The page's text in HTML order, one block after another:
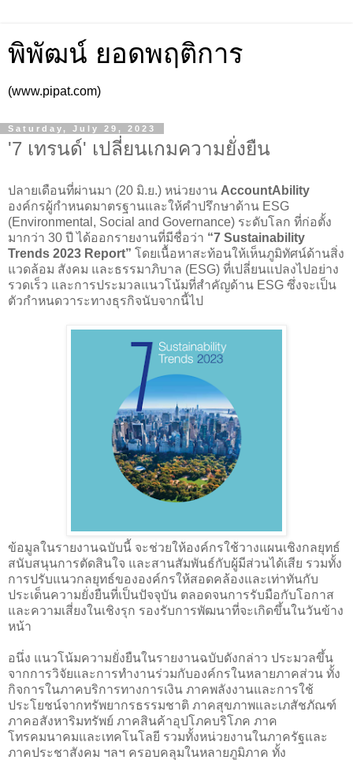
พิพัฒน์ ยอดพฤติการ
(www.pipat.com)
Saturday, July 29, 2023
'7 เทรนด์' เปลี่ยนเกมความยั่งยืน
ปลายเดือนที่ผ่านมา (20 มิ.ย.) หน่วยงาน AccountAbility
องค์กรผู้กำหนดมาตรฐานและให้คำปรึกษาด้าน ESG
(Environmental, Social and Governance) ระดับโลก ที่ก่อตั้ง
มากว่า 30 ปี ได้ออกรายงานที่มีชื่อว่า “7 Sustainability
Trends 2023 Report” โดยเนื้อหาสะท้อนให้เห็นภูมิทัศน์ด้านสิ่ง
แวดล้อม สังคม และธรรมาภิบาล (ESG) ที่เปลี่ยนแปลงไปอย่าง
รวดเร็ว และการประมวลแนวโน้มที่สำคัญด้าน ESG ซึ่งจะเป็น
ตัวกำหนดวาระทางธุรกิจนับจากนี้ไป
ข้อมูลในรายงานฉบับนี้ จะช่วยให้องค์กรใช้วางแผนเชิงกลยุทธ์
สนับสนุนการตัดสินใจ และสานสัมพันธ์กับผู้มีส่วนได้เสีย รวมทั้ง
การปรับแนวกลยุทธ์ขององค์กรให้สอดคล้องและเท่าทันกับ
ประเด็นความยั่งยืนที่เป็นปัจจุบัน ตลอดจนการรับมือกับโอกาส
และความเสี่ยงในเชิงรุก รองรับการพัฒนาที่จะเกิดขึ้นในวันข้าง
หน้า
อนึ่ง แนวโน้มความยั่งยืนในรายงานฉบับดังกล่าว ประมวลขึ้น
จากการวิจัยและการทำงานร่วมกับองค์กรในหลายภาคส่วน ทั้ง
กิจการในภาคบริการทางการเงิน ภาคพลังงานและการใช้
ประโยชน์จากทรัพยากรธรรมชาติ ภาคสุขภาพและเภสัชภัณฑ์
ภาคอสังหาริมทรัพย์ ภาคสินค้าอุปโภคบริโภค ภาค
โทรคมนาคมและเทคโนโลยี รวมทั้งหน่วยงานในภาครัฐและ
ภาคประชาสังคม ฯลฯ ครอบคลุมในหลายภูมิภาค ทั้ง